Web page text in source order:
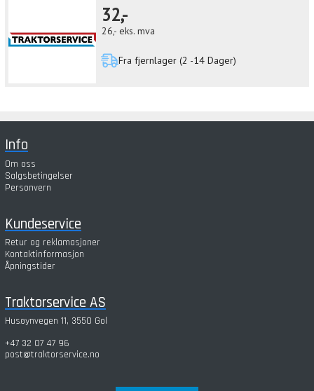
32,-
26,- eks. mva
Fra fjernlager (2 -14 Dager)
Info
Om oss
Salgsbetingelser
Personvern
Kundeservice
Retur og reklamasjoner
Kontaktinformasjon
Åpningstider
Traktorservice AS
Husøynvegen 11, 3550 Gol
+47 32 07 47 96
post@traktorservice.no